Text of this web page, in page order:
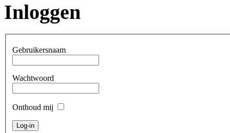
Inloggen
Gebruikersnaam
Wachtwoord
Onthoud mij